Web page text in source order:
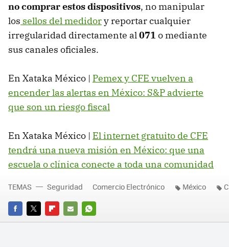
no comprar estos dispositivos, no manipular
los sellos del medidory reportar cualquier
irregularidad directamente al071 o mediante
sus canales oficiales.
En Xataka México | Pemex y CFE vuelven a
encender las alertas en México: S&P advierte
que son un riesgo fiscal
En Xataka México | El internet gratuito de CFE
tendrá una nueva misión en México: que una
escuela o clínica conecte a toda una comunidad
FACEBOOK
TWITTERFLIPBOARD
E-
WHATSAPP
TEMAS Seguridad Comercio Electrónico México